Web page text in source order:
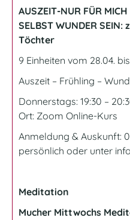
AUSZEIT-NUR FÜR
SELBST WUNDER
Töchter
9 Einheiten vom 28.04.
Auszeit – Frühling –
Donnerstags: 19:30 –
Ort: Zoom Online-Kurs
Anmeldung & Auskunft:
persönlich oder unter
Meditation
Mucher Mittwochs